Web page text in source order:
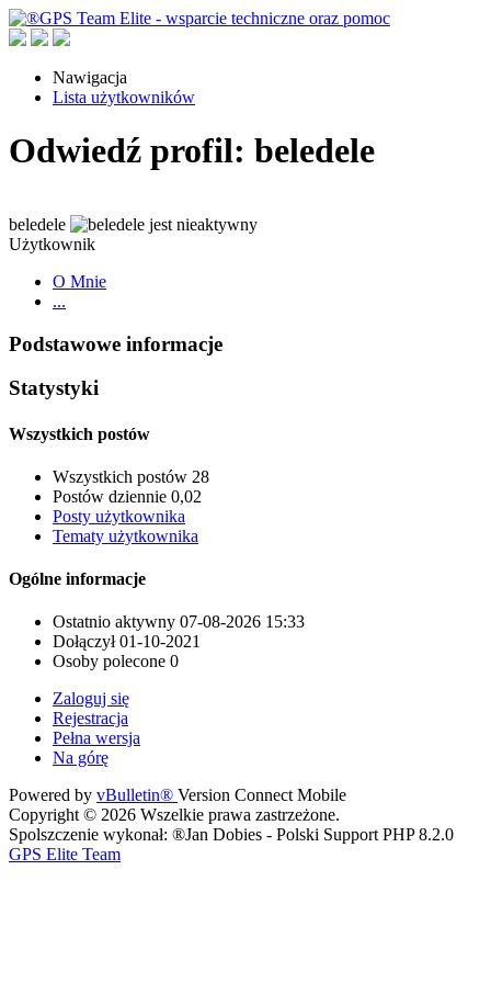
Nawigacja
Lista użytkowników
Odwiedź profil: beledele
beledele
Użytkownik
O Mnie
...
Podstawowe informacje
Statystyki
Wszystkich postów
Wszystkich postów 28
Postów dziennie 0,02
Posty użytkownika
Tematy użytkownika
Ogólne informacje
Ostatnio aktywny 07-08-2026 15:33
Dołączył 01-10-2021
Osoby polecone 0
Zaloguj się
Rejestracja
Pełna wersja
Na górę
Powered by vBulletin® Version Connect Mobile
Copyright © 2026 Wszelkie prawa zastrzeżone.
Spolszczenie wykonał: ®Jan Dobies - Polski Support PHP 8.2.0
GPS Elite Team